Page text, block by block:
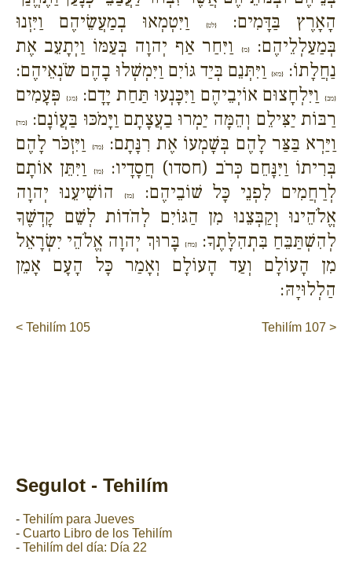
הָאָרֶץ בַּדָּמִים:{לט}
וַיִּטְמְאוּ בְמַעֲשֵׂיהֶם וַיִּזְנוּ
בְּמַעַלְלֵיהֶם:{מ}
וַיִּחַר אַף יְהוָה בְּעַמּוֹ וַיְתָעֵב אֶת
נַחֲלָתוֹ:
{מא} וַיִּתְּנֵם בְּיַד גּוֹיִם וַיִּמְשְׁלוּ בָהֶם שֹׂנְאֵיהֶם:
{מב}וַיִּלְחָצוּם אוֹיְבֵיהֶם וַיִּכָּנְעוּ תַּחַת יָדָם:{מג}
פְּעָמִים
רַבּוֹת יַצִּילֵם וְהֵמָּה יַמְרוּ בַעֲצָתָם וַיָּמֹכּוּ בַּעֲוֹנָם:
{מד}
וַיַּרְא בַּצַּר לָהֶם בְּשָׁמְעוֹ אֶת רִנָּתָם:{מה}
וַיִּזְכֹּר לָהֶם
בְּרִיתוֹ וַיִּנָּחֵם כְּרֹב (חסדו) חֲסָדָיו:
{מו}
וַיִּתֵּן אוֹתָם
לְרַחֲמִים לִפְנֵי כָּל שׁוֹבֵיהֶם:{מז}
הוֹשִׁיעֵנוּ יְהוָה
אֱלֹהֵינוּ וְקַבְּצֵנוּ מִן הַגּוֹיִם לְהֹדוֹת לְשֵׁם קָדְשֶׁךָ
לְהִשְׁתַּבֵּחַ בִּתְהִלָּתֶךָ:{מח} בָּרוּךְ יְהוָה אֱלֹהֵי יִשְׂרָאֵל
מִן הָעוֹלָם וְעַד הָעוֹלָם וְאָמַר כָּל הָעָם אָמֵן
הַלְלוּיָהּ:
< Tehilím 105 Tehilím 107 >
Segulot - Tehilím
- Tehilím para Jueves
- Cuarto Libro de los Tehilím
- Tehilím del día: Día 22